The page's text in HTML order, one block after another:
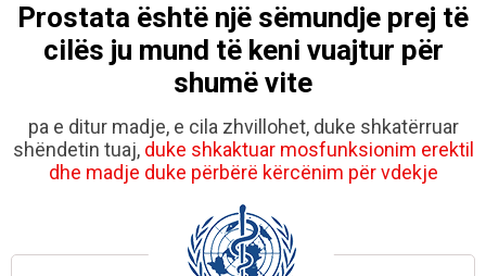
Prostata është një sëmundje prej të
cilës ju mund të keni vuajtur për
shumë vite
pa e ditur madje, e cila zhvillohet, duke shkatërruar
shëndetin tuaj, duke shkaktuar mosfunksionim erektil
dhe madje duke përbërë kërcënim për vdekje